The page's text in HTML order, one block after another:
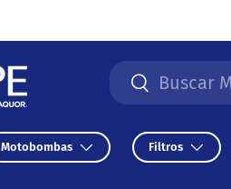
Pesquisar
Pesquisar
Motobombas Filtros